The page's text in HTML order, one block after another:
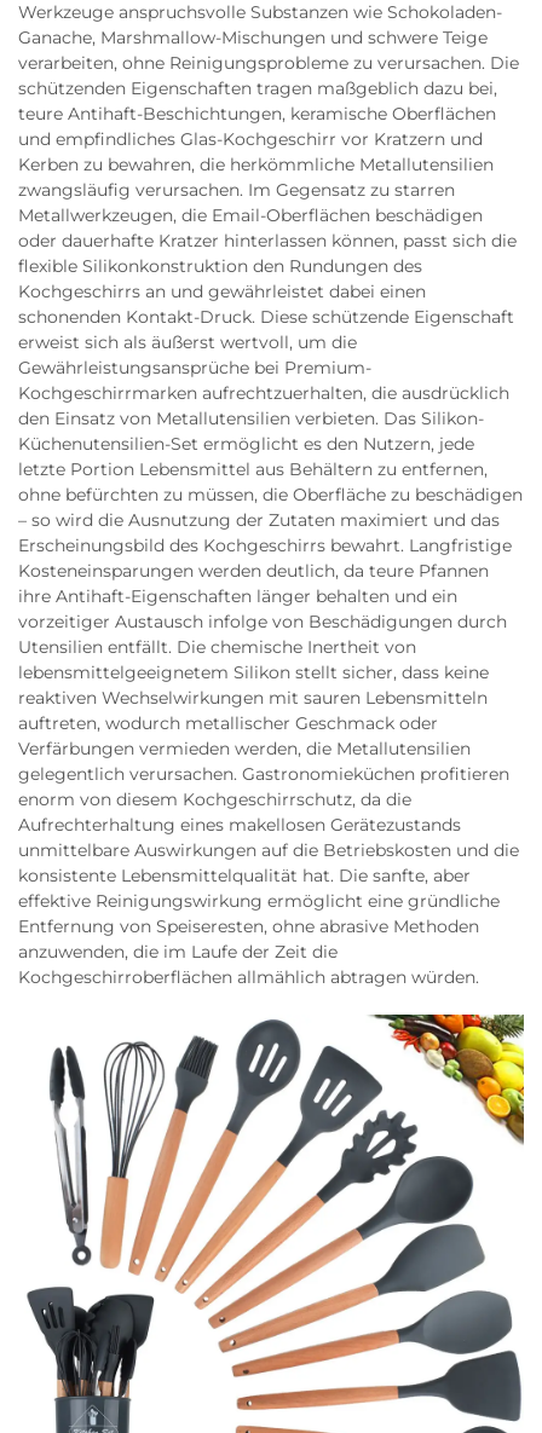
Werkzeuge anspruchsvolle Substanzen wie Schokoladen-
Ganache, Marshmallow-Mischungen und schwere Teige
verarbeiten, ohne Reinigungsprobleme zu verursachen. Die
schützenden Eigenschaften tragen maßgeblich dazu bei,
teure Antihaft-Beschichtungen, keramische Oberflächen
und empfindliches Glas-Kochgeschirr vor Kratzern und
Kerben zu bewahren, die herkömmliche Metallutensilien
zwangsläufig verursachen. Im Gegensatz zu starren
Metallwerkzeugen, die Email-Oberflächen beschädigen
oder dauerhafte Kratzer hinterlassen können, passt sich die
flexible Silikonkonstruktion den Rundungen des
Kochgeschirrs an und gewährleistet dabei einen
schonenden Kontakt-Druck. Diese schützende Eigenschaft
erweist sich als äußerst wertvoll, um die
Gewährleistungsansprüche bei Premium-
Kochgeschirrmarken aufrechtzuerhalten, die ausdrücklich
den Einsatz von Metallutensilien verbieten. Das Silikon-
Küchenutensilien-Set ermöglicht es den Nutzern, jede
letzte Portion Lebensmittel aus Behältern zu entfernen,
ohne befürchten zu müssen, die Oberfläche zu beschädigen
– so wird die Ausnutzung der Zutaten maximiert und das
Erscheinungsbild des Kochgeschirrs bewahrt. Langfristige
Kosteneinsparungen werden deutlich, da teure Pfannen
ihre Antihaft-Eigenschaften länger behalten und ein
vorzeitiger Austausch infolge von Beschädigungen durch
Utensilien entfällt. Die chemische Inertheit von
lebensmittelgeeignetem Silikon stellt sicher, dass keine
reaktiven Wechselwirkungen mit sauren Lebensmitteln
auftreten, wodurch metallischer Geschmack oder
Verfärbungen vermieden werden, die Metallutensilien
gelegentlich verursachen. Gastronomieküchen profitieren
enorm von diesem Kochgeschirrschutz, da die
Aufrechterhaltung eines makellosen Gerätezustands
unmittelbare Auswirkungen auf die Betriebskosten und die
konsistente Lebensmittelqualität hat. Die sanfte, aber
effektive Reinigungswirkung ermöglicht eine gründliche
Entfernung von Speiseresten, ohne abrasive Methoden
anzuwenden, die im Laufe der Zeit die
Kochgeschirroberflächen allmählich abtragen würden.